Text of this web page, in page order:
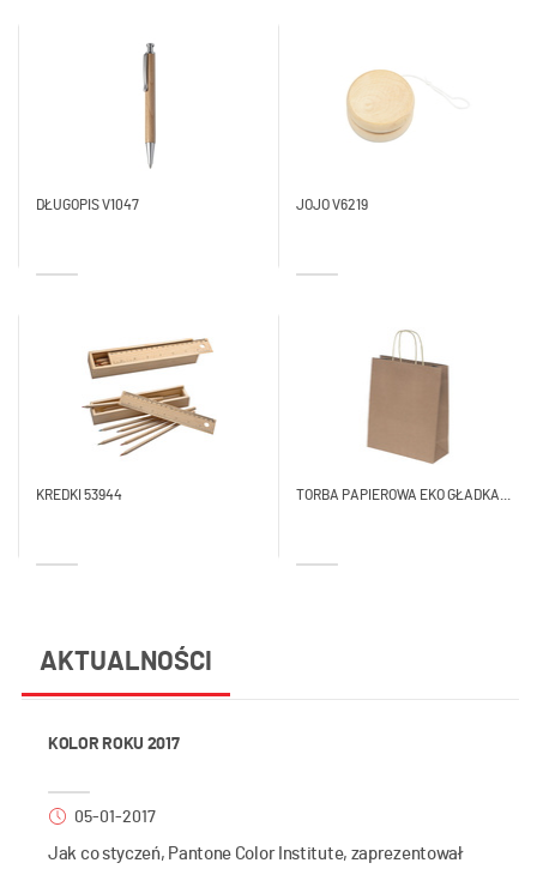
DŁUGOPIS V1047 JOJO V6219
KREDKI 53944 TORBA PAPIEROWA EKO GŁADKA...
AKTUALNOŚCI
KOLOR ROKU 2017
05-01-2017
Jak co styczeń, Pantone Color Institute, zaprezentował